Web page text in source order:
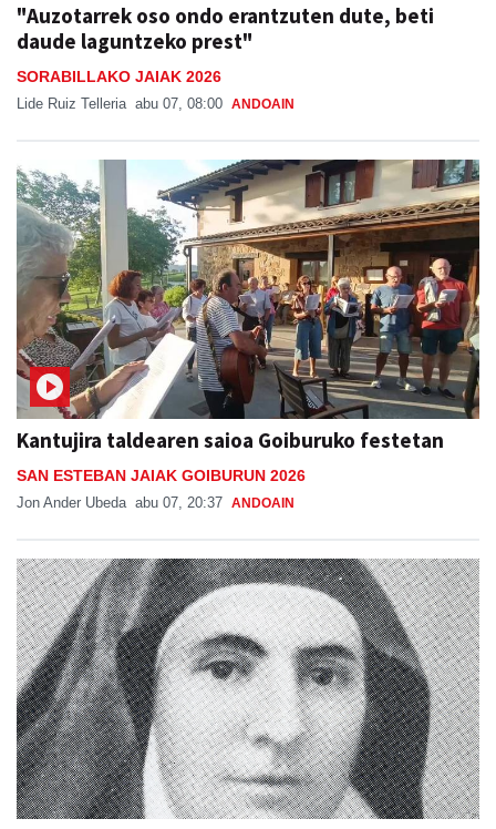
"Auzotarrek oso ondo erantzuten dute, beti
daude laguntzeko prest"
SORABILLAKO JAIAK 2026
Lide Ruiz Telleria abu 07, 08:00 ANDOAIN
Kantujira taldearen saioa Goiburuko festetan
SAN ESTEBAN JAIAK GOIBURUN 2026
Jon Ander Ubeda abu 07, 20:37 ANDOAIN